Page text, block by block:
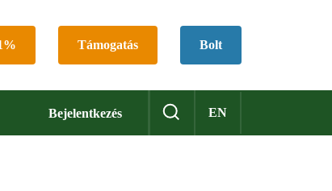
Támogatás Bolt
Bejelentkezés EN